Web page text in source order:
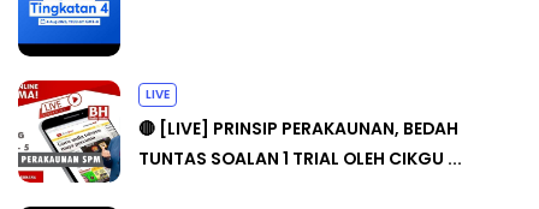
LIVE
🔴 [LIVE] PRINSIP PERAKAUNAN, BEDAH
TUNTAS SOALAN 1 TRIAL OLEH CIKGU ...